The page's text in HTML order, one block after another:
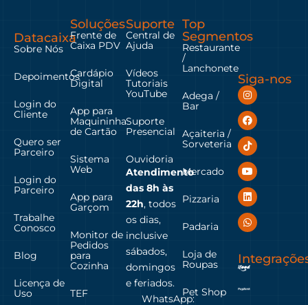
Datacaixa
Sobre Nós
Depoimentos
Login do
Cliente
Quero ser
Parceiro
Login do
Parceiro
Trabalhe
Conosco
Blog
Licença de
Uso
Soluções
Frente de
Caixa PDV
Cardápio
Digital
App para
Maquininha
de Cartão
Sistema
Web
App para
Garçom
Monitor de
Pedidos
para
Cozinha
TEF
Suporte
Central de
Ajuda
Vídeos
Tutoriais
YouTube
Suporte
Presencial
Ouvidoria
Atendimento
das 8h às
22h, todos
os dias,
inclusive
sábados,
domingos
e feriados.
WhatsApp:
Top
Segmentos
Restaurante
/
Lanchonete
Adega /
Bar
Açaiteria /
Sorveteria
Mercado
Pizzaria
Padaria
Loja de
Roupas
Pet Shop
Siga-nos